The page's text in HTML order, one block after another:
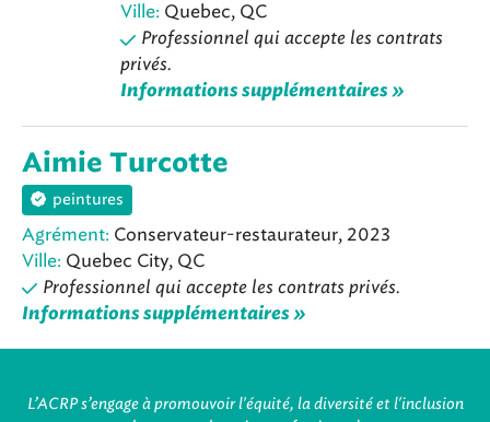
Ville: Quebec, QC
Professionnel qui accepte les contrats
privés.
Informations supplémentaires »
Aimie Turcotte
peintures
Agrément: Conservateur-restaurateur, 2023
Ville: Quebec City, QC
Professionnel qui accepte les contrats privés.
Informations supplémentaires »
L’ACRP s’engage à promouvoir l'équité, la diversité et l'inclusion